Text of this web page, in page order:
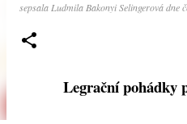
sepsala Ludmila Bakonyi Selingerovádne
Legrační pohádky